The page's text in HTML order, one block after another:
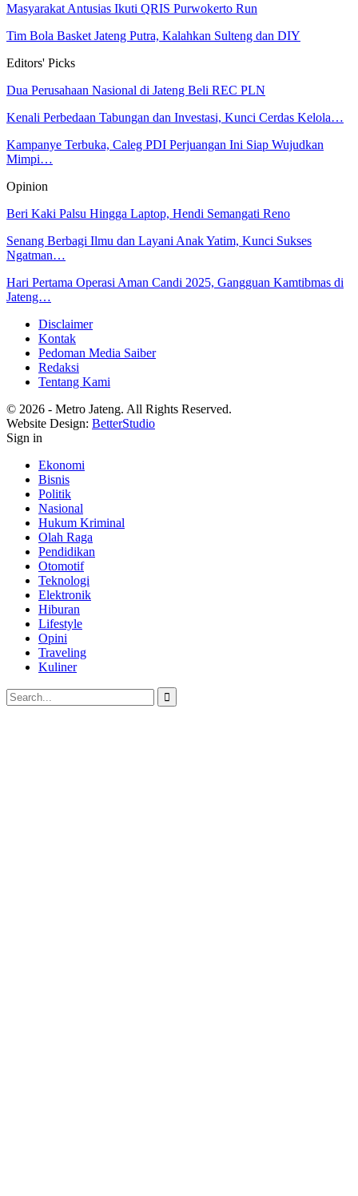
Masyarakat Antusias Ikuti QRIS Purwokerto Run
Tim Bola Basket Jateng Putra, Kalahkan Sulteng dan DIY
Editors' Picks
Dua Perusahaan Nasional di Jateng Beli REC PLN
Kenali Perbedaan Tabungan dan Investasi, Kunci Cerdas Kelola…
Kampanye Terbuka, Caleg PDI Perjuangan Ini Siap Wujudkan
Mimpi…
Opinion
Beri Kaki Palsu Hingga Laptop, Hendi Semangati Reno
Senang Berbagi Ilmu dan Layani Anak Yatim, Kunci Sukses
Ngatman…
Hari Pertama Operasi Aman Candi 2025, Gangguan Kamtibmas di
Jateng…
Disclaimer
Kontak
Pedoman Media Saiber
Redaksi
Tentang Kami
© 2026 - Metro Jateng. All Rights Reserved.
Website Design: BetterStudio
Sign in
Ekonomi
Bisnis
Politik
Nasional
Hukum Kriminal
Olah Raga
Pendidikan
Otomotif
Teknologi
Elektronik
Hiburan
Lifestyle
Opini
Traveling
Kuliner